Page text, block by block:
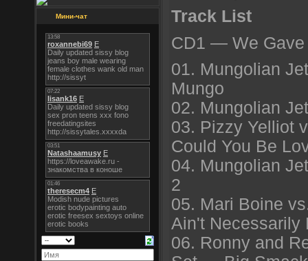
Мини-чат
Track List
CD1 — We Gave
01. Mungolian
Mungo
02. Mungolian
03. Pizzy Yelliot
Could You Be
04. Mungolian
2
05. Mari Boine
Ain't Necessarily
06. Ronny and